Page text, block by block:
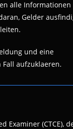
alle Informationen
Gelder
und eine
aufzuklaeren.
Examiner (CTCE),